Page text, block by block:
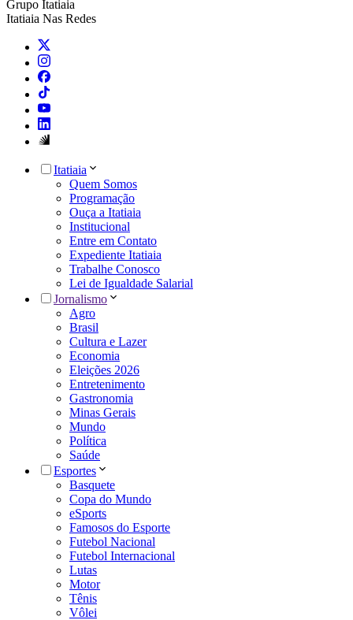
Grupo Itatiaia
Itatiaia Nas Redes
Itatiaia
Quem Somos
Programação
Ouça a Itatiaia
Institucional
Entre em Contato
Expediente Itatiaia
Trabalhe Conosco
Lei de Igualdade Salarial
Jornalismo
Agro
Brasil
Cultura e Lazer
Economia
Eleições 2026
Entretenimento
Gastronomia
Minas Gerais
Mundo
Política
Saúde
Esportes
Basquete
Copa do Mundo
eSports
Famosos do Esporte
Futebol Nacional
Futebol Internacional
Lutas
Motor
Tênis
Vôlei